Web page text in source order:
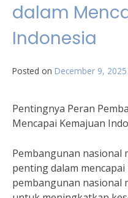
dalam
Indonesia
Posted on December 9, 2025
Pentingnya Peran
Mencapai Kemajuan
Pembangunan nasional
penting dalam
pembangunan nasional